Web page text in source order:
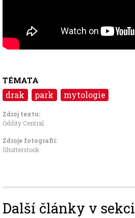
TÉMATA
drak park mytologie
Zdroj textu:
Oddity Central
Zdroje fotografii:
Shutterstock
Další články v sekci